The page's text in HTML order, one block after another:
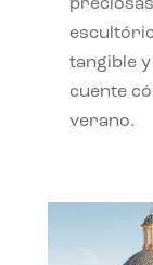
tangible
cuente
verano.